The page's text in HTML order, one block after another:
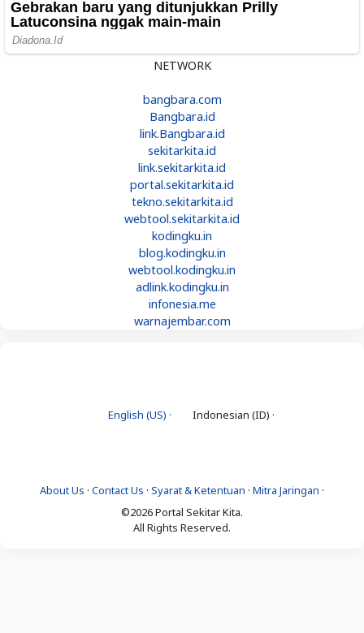
NETWORK
bangbara.com
Bangbara.id
link.Bangbara.id
sekitarkita.id
link.sekitarkita.id
portal.sekitarkita.id
tekno.sekitarkita.id
webtool.sekitarkita.id
kodingku.in
blog.kodingku.in
webtool.kodingku.in
adlink.kodingku.in
infonesia.me
warnajembar.com
English (US) · Indonesian (ID) ·
About Us · Contact Us · Syarat & Ketentuan · Mitra Jaringan ·
©2026 Portal Sekitar Kita.
All Rights Reserved.